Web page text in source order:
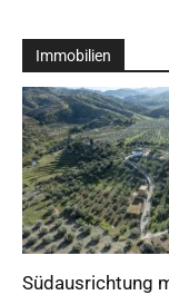
Immobilien
Südausrichtung